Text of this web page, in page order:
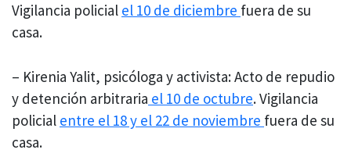
Vigilancia policial el 10 de diciembre fuera de su
casa.
– Kirenia Yalit, psicóloga y activista: Acto de repudio
y detención arbitraria el 10 de octubre. Vigilancia
policial entre el 18 y el 22 de noviembre fuera de su
casa.